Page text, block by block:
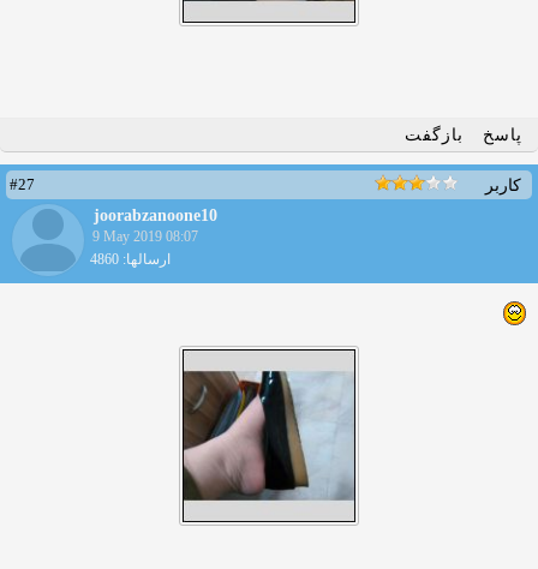
پاسخ بازگفت
کاربر
#27
joorabzanoone10
9 May 2019 08:07
ارسالها: 4860